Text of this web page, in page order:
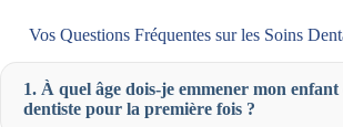
Vos Questions Fréquentes sur les Soins
1. À quel âge dois-je emmener mon enfant
dentiste pour la première fois ?